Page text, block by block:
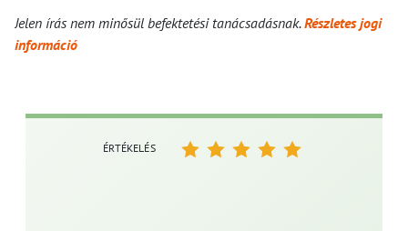
Jelen írás nem minősül befektetési tanácsadásnak.Részletes jogi
információ
ÉRTÉKELÉS